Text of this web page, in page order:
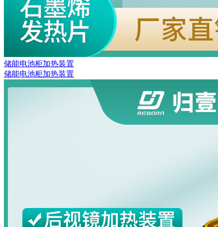
储能电池柜加热装置
储能电池柜加热装置